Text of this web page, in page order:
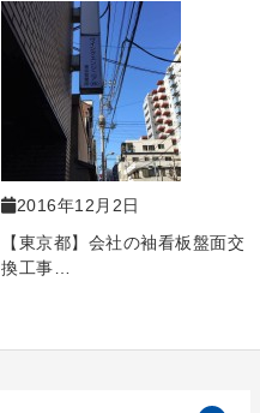
2016年12月2日
【東京都】会社の袖看板盤面交
換工事…